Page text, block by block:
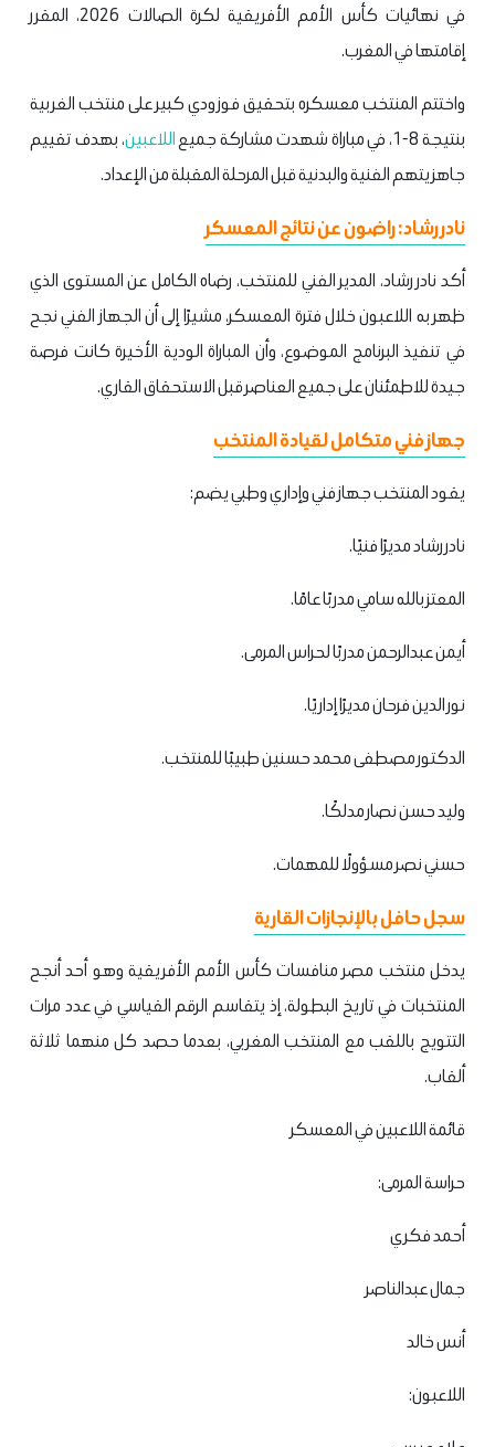
في نهائيات كأس الأمم الأفريقية لكرة الصالات 2026، المقرر
إقامتها في المغرب.
واختتم المنتخب معسكره بتحقيق فوز ودي كبير على منتخب الغربية
بنتيجة 8-1، في مباراة شهدت مشاركة جميع
اللاعبين، بهدف تقييم
جاهزيتهم الفنية والبدنية قبل المرحلة المقبلة من الإعداد.
نادر رشاد: راضون عن نتائج المعسكر
أكد نادر رشاد، المدير الفني للمنتخب، رضاه الكامل عن المستوى الذي
ظهر به اللاعبون خلال فترة المعسكر، مشيرًا إلى أن الجهاز الفني نجح
في تنفيذ البرنامج الموضوع، وأن المباراة الودية الأخيرة كانت فرصة
جيدة للاطمئنان على جميع العناصر قبل الاستحقاق القاري.
جهاز فني متكامل لقيادة المنتخب
يقود المنتخب جهاز فني وإداري وطبي يضم:
نادر رشاد مديرًا فنيًا.
المعتز بالله سامي مدربًا عامًا.
أيمن عبدالرحمن مدربًا لحراس المرمى.
نور الدين فرحان مديرًا إداريًا.
الدكتور مصطفى محمد حسنين طبيبًا للمنتخب.
وليد حسن نصار مدلكًا.
حسني نصر مسؤولًا للمهمات.
سجل حافل بالإنجازات القارية
يدخل منتخب مصر منافسات كأس الأمم الأفريقية وهو أحد أنجح
المنتخبات في تاريخ البطولة، إذ يتقاسم الرقم القياسي في عدد مرات
التتويج باللقب مع المنتخب المغربي، بعدما حصد كل منهما ثلاثة
ألقاب.
قائمة اللاعبين في المعسكر
حراسة المرمى:
أحمد فكري
جمال عبدالناصر
أنس خالد
اللاعبون: